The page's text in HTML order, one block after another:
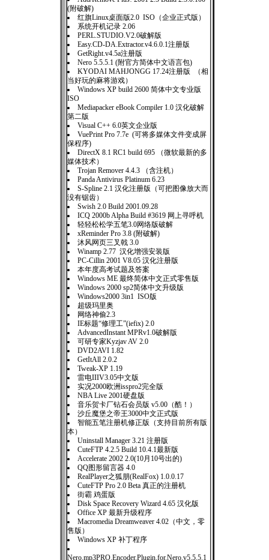
(附破解)
红旗Linux桌面版2.0 ISO（企业正式版）
系统开机记录 2.06
PERL.STUDIO.V2.0破解版
Easy.CD-DA.Extractor.v4.6.0.1注册版
GetRight.v4.5a注册版
Nero 5.5.5.1 (附官方简体中文语言包)
KYODAI MAHJONGG 17.24注册版 （相
当好玩的麻将游戏）
Windows XP build 2600 简体中文专业版
ISO
Mediapacker eBook Compiler 1.0 汉化破解
第二版
Visual C++ 6.0英文企业版
VuePrint Pro 7.7e (可将多媒体文件变成屏
保程序)
DirectX 8.1 RC1 build 695 （微软最新的多
媒体技术）
Trojan Remover 4.4.3 （含注机）
Panda Antivirus Platinum 6.23
S-Spline 2.1 汉化注册版（可把图像放大而
没有锯齿）
Swish 2.0 Build 2001.09.28
ICQ 2000b Alpha Build #3619 网上寻呼机
轻轻松松学五笔3.0网络版破解
xReminder Pro 3.8 (附破解)
沐风网页三叉戟 3.0
Winamp 2.77 汉化增强安装版
PC-Cillin 2001 V8.05 汉化注册版
本年度高考试题及答案
Windows ME 最终简体中文正式零售版
Windows 2000 sp2简体中文升级版
Windows2000 3in1 ISO版
超级玛里奥
网络神偷2.3
IE标题“修理工”(iefix) 2.0
AdvancedInstant MPRv1.0破解版
可研专家Kyzjav AV 2.0
DVD2AVI 1.82
GetItAll 2.0.2
Tweak-XP 1.19
雷电IIIV3.05中文版
实况2000欧洲isspro2完全版
NBA Live 2001硬盘版
音乐贺卡厂钻石会员版 v5.00（酷！）
沙丘魔堡之帝王3000中文正式版
智能五笔注册机修正版（支持目前所有版
本）
Uninstall Manager 3.21 注册版
CuteFTP 4.2.5 Build 10.4.1最新版
Accelerate 2002 2.0(10月10号出的)
QQ图形留言器 4.0
RealPlayer之狐朋(RealFox) 1.0.0.17
CuteFTP Pro 2.0 Beta 真正的注册机
街霸 鸡蛋版
Disk Space Recovery Wizard 4.65 汉化版
Office XP 最新升级程序
Macromedia Dreamweaver 4.02（中文，零
售版）
Windows XP 补丁程序
Nero.mp3PRO.Encoder.Plugin.for.Nero.v5.5.5.1